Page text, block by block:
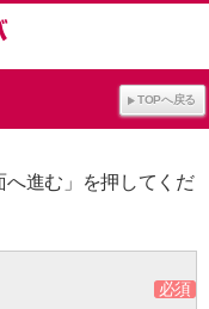
TOPへ戻る
進む」を押してくだ